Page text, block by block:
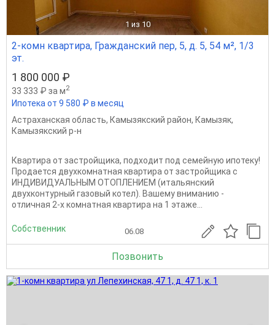
1 из 10
2-комн квартира, Гражданский пер, 5, д. 5, 54 м², 1/3
эт.
1 800 000 ₽
33 333 ₽ за м2
Ипотека от 9 580 ₽ в месяц
Астраханская область, Камызякский район, Камызяк,
Камызякский р-н
Квартира от застройщика, подходит под семейную ипотеку!
Продается двухкомнатная квартира от застройщика c
ИНДИВИДУАЛЬНЫM OTОПЛEНИЕM (итальянский
двухконтурный газовый котел). Вашему вниманию -
oтличнaя 2-х кoмнатная квартиpа нa 1 этажe...
Собственник 06.08
Позвонить